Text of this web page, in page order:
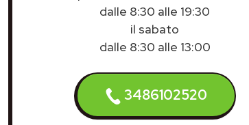
dalle 8:30 alle 19:30
il sabato
dalle 8:30 alle 13:00
3486102520